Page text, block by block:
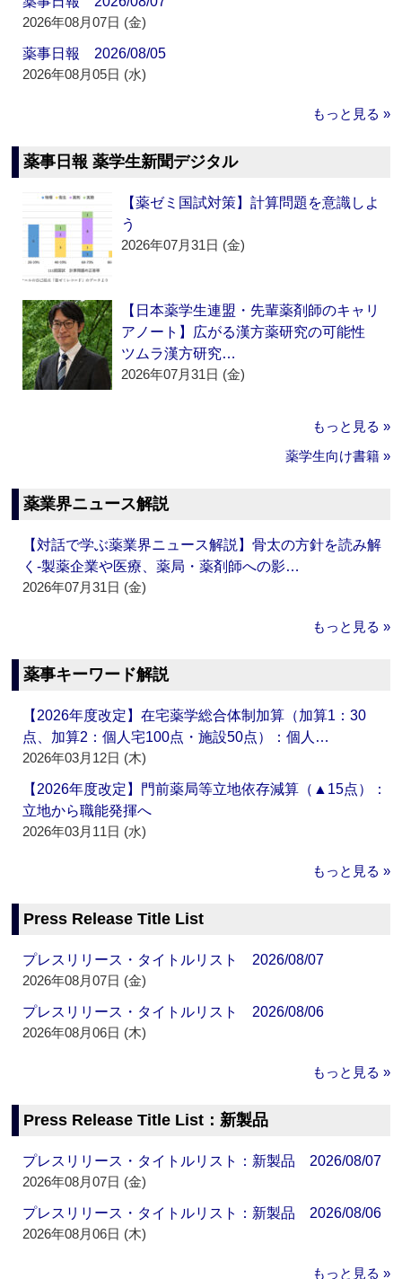
2026年08月07日 (金)
薬事日報 2026/08/05
2026年08月05日 (水)
もっと見る »
薬事日報 薬学生新聞デジタル
【薬ゼミ国試対策】計算問題を意識しよ
う
2026年07月31日 (金)
【日本薬学生連盟・先輩薬剤師のキャリ
アノート】広がる漢方薬研究の可能性
ツムラ漢方研究…
2026年07月31日 (金)
もっと見る »
薬学生向け書籍 »
薬業界ニュース解説
【対話で学ぶ薬業界ニュース解説】骨太の方針を読み解
く‐製薬企業や医療、薬局・薬剤師への影…
2026年07月31日 (金)
もっと見る »
薬事キーワード解説
【2026年度改定】在宅薬学総合体制加算（加算1：30
点、加算2：個人宅100点・施設50点）：個人…
2026年03月12日 (木)
【2026年度改定】門前薬局等立地依存減算（▲15点）：
立地から職能発揮へ
2026年03月11日 (水)
もっと見る »
Press Release Title List
プレスリリース・タイトルリスト 2026/08/07
2026年08月07日 (金)
プレスリリース・タイトルリスト 2026/08/06
2026年08月06日 (木)
もっと見る »
Press Release Title List：新製品
プレスリリース・タイトルリスト：新製品 2026/08/07
2026年08月07日 (金)
プレスリリース・タイトルリスト：新製品 2026/08/06
2026年08月06日 (木)
もっと見る »